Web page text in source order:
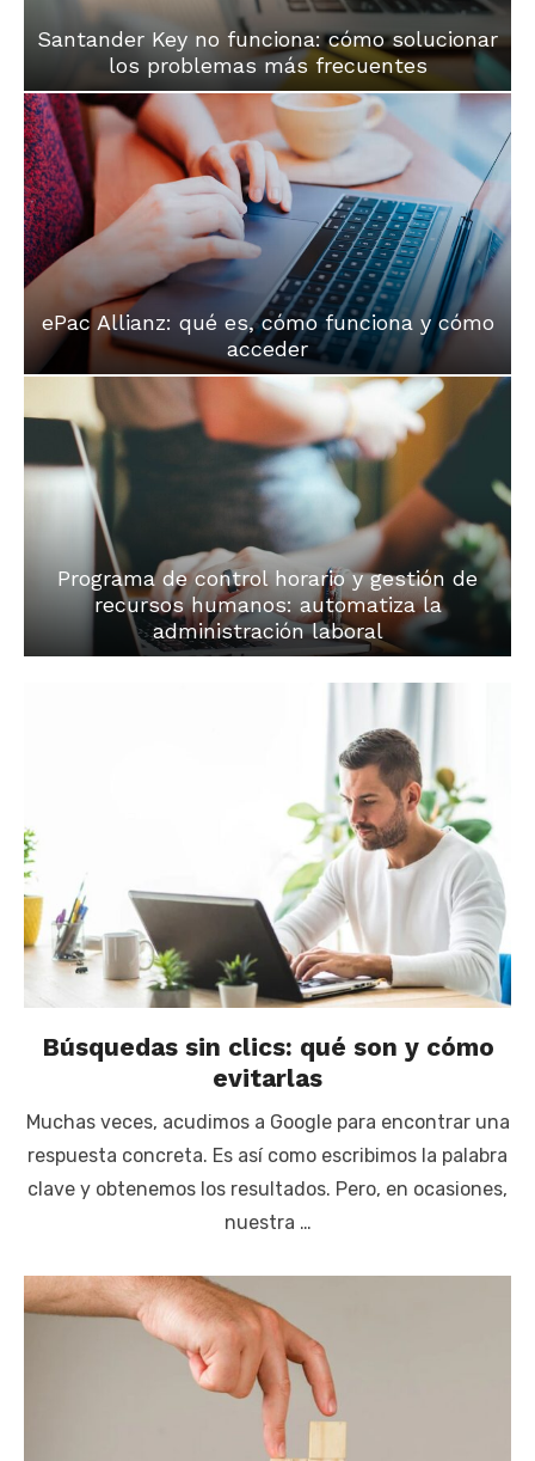
Santander Key no funciona: cómo solucionar
los problemas más frecuentes
ePac Allianz: qué es, cómo funciona y cómo
acceder
Programa de control horario y gestión de
recursos humanos: automatiza la
administración laboral
Búsquedas sin clics: qué son y cómo
evitarlas
Muchas veces, acudimos a Google para encontrar una
respuesta concreta. Es así como escribimos la palabra
clave y obtenemos los resultados. Pero, en ocasiones,
nuestra …